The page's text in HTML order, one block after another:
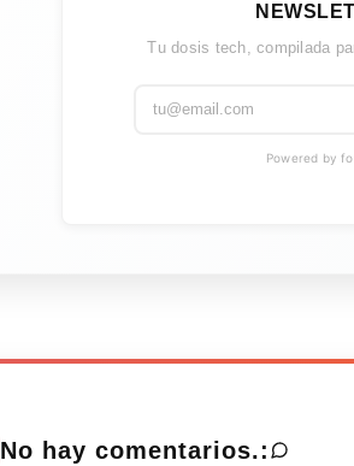
Tu dosis tech, compilada
Powered by
No hay comentarios.: